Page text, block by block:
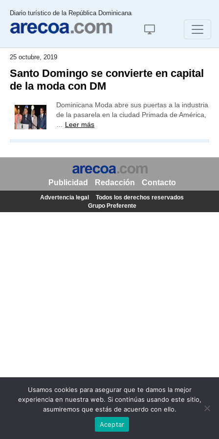
Diario turístico de la República Dominicana
25 octubre, 2019
Santo Domingo se convierte en capital
de la moda con DM
Dominicana Moda abre sus puertas a la industria
de la pasarela en la ciudad Primada de América,
Leer más
Usamos cookies para asegurar que te damos la mejor
experiencia en nuestra web. Si continúas usando este sitio,
asumiremos que estás de acuerdo con ello.
Aceptar
Publicidad Redacción Contacto
Advertencia legal
Todos los derechos reservados
Grupo Preferente